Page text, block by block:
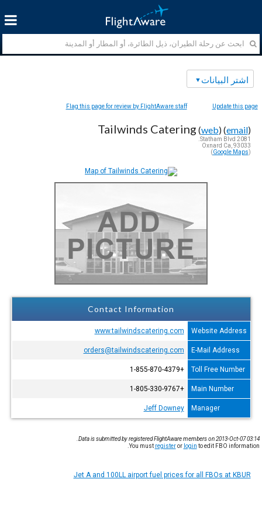
اشتر البيانات
Update this page
Flag this page for review by FlightAware staff
Tailwinds Catering (web) (email)
2081 Statham Blvd.
Oxnard Ca, 93033
(
Google Maps
)
Contact Information
Website Address
www.tailwindscatering.com
E-Mail Address
orders@tailwindscatering.com
Toll Free Number
+1-855-870-4379
Main Number
+1-805-330-9767
Manager
Jeff Downey
Data is submitted by registered FlightAware members on 2013-Oct-07 03:14.
You must registeror login to edit FBO information.
Jet A and 100LL airport fuel prices for all FBOs at KBUR